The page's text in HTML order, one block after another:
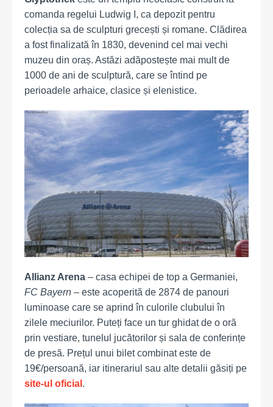
comanda regelui Ludwig I, ca depozit pentru
colecția sa de sculpturi grecești și romane. Clădirea
a fost finalizată în 1830, devenind cel mai vechi
muzeu din oraș. Astăzi adăpostește mai mult de
1000 de ani de sculptură, care se întind pe
perioadele arhaice, clasice și elenistice.
Allianz Arena – casa echipei de top a Germaniei,
FC Bayern – este acoperită de 2874 de panouri
luminoase care se aprind în culorile clubului în
zilele meciurilor. Puteți face un tur ghidat de o oră
prin vestiare, tunelul jucătorilor și sala de conferințe
de presă. Prețul unui bilet combinat este de
19€/persoană, iar itinerariul sau alte detalii găsiți pe
site-ul oficial .